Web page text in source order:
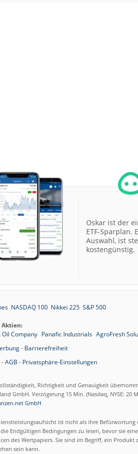
Oskar ist der
ETF-Sparplan.
Auswahl, ist
kostengünstig.
NASDAQ 100 Nikkei 225 S&P 500
Aktien:
Company Panafic Industrials AgroFresh
- Barrierefreiheit
-AGB - Privatsphäre-Einstellungen
Richtigkeit und Genauigkeit
GmbH. Verzögerung 15 Min. (Nasdaq, NYSE: 20
GmbH
ist nicht als ihre Befürwortung
Endgültigen Bedingungen zu lesen, bevor sie
des Wertpapiers. Sie sind im Begriff, ein
sein kann.